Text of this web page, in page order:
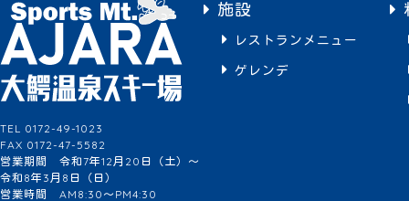
TEL 0172-49-1023
FAX 0172-47-5582
営業期間 令和7年12月20日（土）～
令和8年3月8日（日）
営業時間 AM8:30～PM4:30
施設
レストランメニュー
ゲレンデ